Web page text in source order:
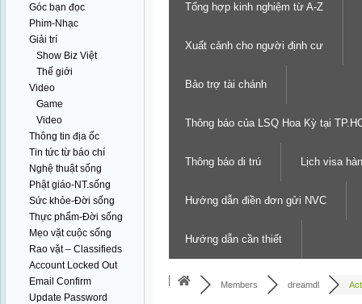
Góc bạn đọc
Phim-Nhạc
Giải trí
Show Biz Việt
Thế giới
Video
Game
Video
Thông tin địa ốc
Tin tức từ báo chí
Nghệ thuật sống
Phật giáo-NT.sống
Sức khỏe-Đời sống
Thực phẩm-Đời sống
Mẹo vặt cuộc sống
Rao vặt – Classifieds
Account Locked Out
Email Confirm
Update Password
Tổng hợp kinh nghiệm từ A-Z
Xuất cảnh cho người định cư
Bảo trợ tài chánh
Thông báo của LSQ Hoa Kỳ tại
Thông báo di trú Lịch visa
Hướng dẫn điền đơn gửi NVC
Hướng dẫn cần thiết
Members dreamdl